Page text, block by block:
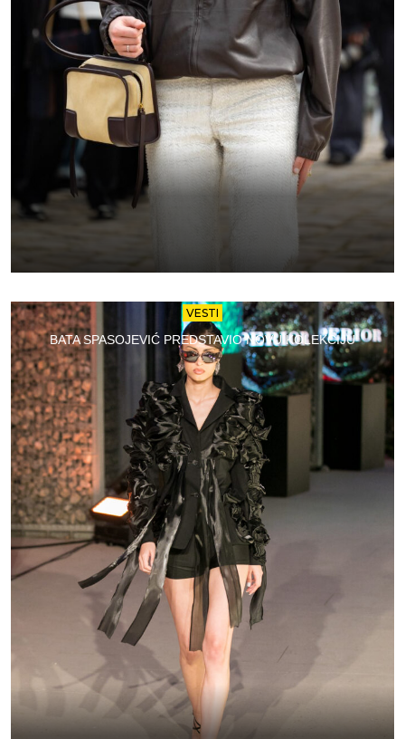
VESTI
BATA SPASOJEVIĆ PREDSTAVIO NOVU KOLEKCIJU